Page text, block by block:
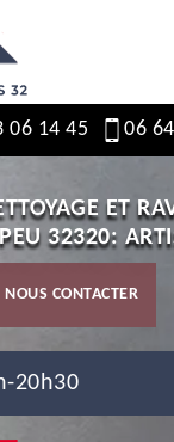
06 14 45 06
ET
32320:
NOUS CONTACTER
20h30